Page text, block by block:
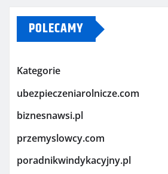
POLECAMY
Kategorie
ubezpieczeniarolnicze.com
biznesnawsi.pl
przemyslowcy.com
poradnikwindykacyjny.pl